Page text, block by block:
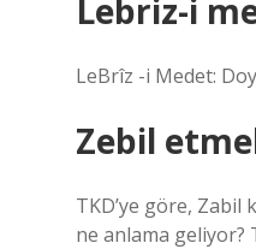
Lebriz-i
LeBrîz -i Medet:
Zebil
TKD’ye göre, Zabil
ne anlama geliyor?